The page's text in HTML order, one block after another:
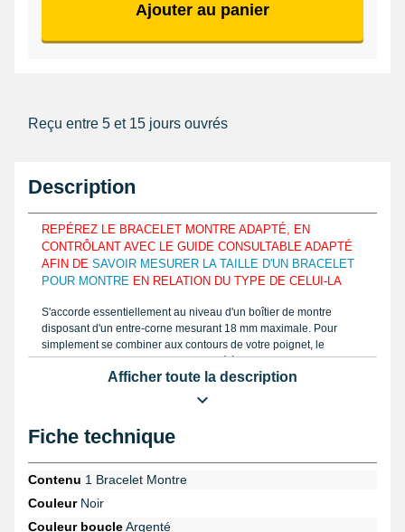
Ajouter au panier
Reçu entre 5 et 15 jours ouvrés
Description
REPÉREZ LE BRACELET MONTRE ADAPTÉ, EN
CONTRÔLANT AVEC LE GUIDE CONSULTABLE ADAPTÉ
AFIN DE SAVOIR MESURER LA TAILLE D'UN BRACELET
POUR MONTRE EN RELATION DU TYPE DE CELUI-LA
S'accorde essentiellement au niveau d'un boîtier de montre
disposant d'un entre-corne mesurant 18 mm maximale. Pour
simplement se combiner aux contours de votre poignet, le
bracelet pour montre 18 mm est formé à l'aide de cuir de veau de
luxe. Prenez la largeur à l'aide d'une règle ou unpied à coulisse
et achetez le bon exemplaire d'un bracelet montre à
afin d'avoir la capacité de convenir avec diverses calibres au
poignet et par conséquent au plus grand nombre d'utilisateur.
mat. De teinte noir, les surpiqûres sont visibles et blanches. Ce
est rembourré.
Afficher toute la description
Fiche technique
Contenu 1 Bracelet Montre
CouleurNoir
Couleur boucleArgenté